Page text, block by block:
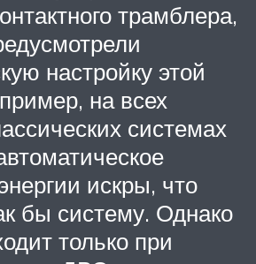
трамблера,
настройку этой
на всех
системах
искры, что
бы систему. Однако
только при